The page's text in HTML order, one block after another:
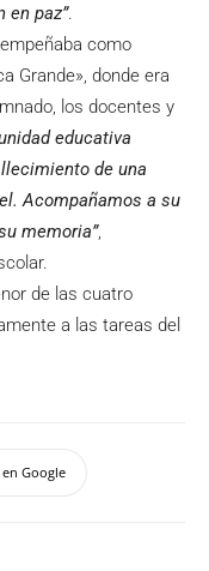
en paz”.
como
Grande», donde era
los docentes y
educativa
de una
Acompañamos a su
memoria”,
de las cuatro
a las tareas del
Google